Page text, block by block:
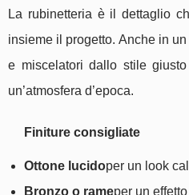
La rubinetteria è il dettaglio
insieme il progetto. Anche in
e miscelatori dallo stile
un’atmosfera d’epoca.
Finiture consigliate
Ottone lucidoper un look
Bronzo o rameper un